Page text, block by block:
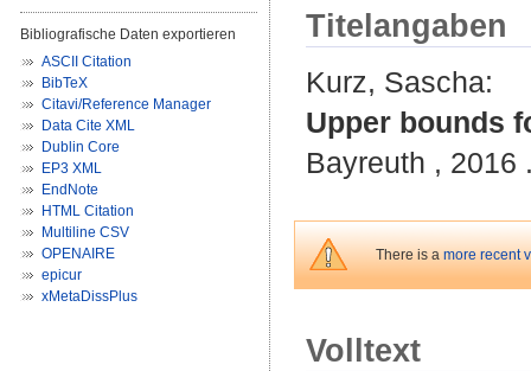
Bibliografische Daten exportieren
ASCII Citation
BibTeX
Citavi/Reference Manager
Data Cite XML
Dublin Core
EP3 XML
EndNote
HTML Citation
Multiline CSV
OPENAIRE
epicur
xMetaDissPlus
Titelangaben
Kurz, Sascha:
Upper bounds
Bayreuth , 2016
There is a more recent
Volltext